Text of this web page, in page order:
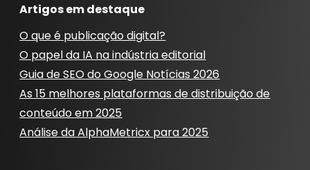
Artigos em destaque
O que é publicação digital?
O papel da IA ​​na indústria editorial
Guia de SEO do Google Notícias 2026
As 15 melhores plataformas de distribuição de
conteúdo em 2025
Análise da AlphaMetricx para 2025